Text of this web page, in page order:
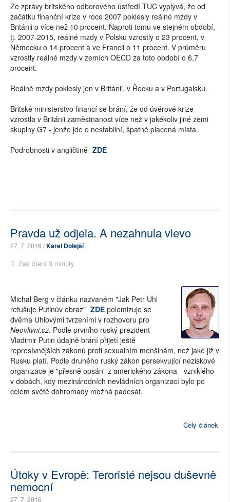
Ze zprávy britského odborového ústředí TUC vyplývá, že od
začátku finanční krize v roce 2007 poklesly reálné mzdy v
Británii o více než 10 procent. Naproti tomu ve stejném období,
tj. 2007-2015, reálné mzdy v Polsku vzrostly o 23 procent, v
Německu o 14 procent a ve Francii o 11 procent. V průměru
vzrostly reálné mzdy v zemích OECD za toto období o 6,7
procent.
Reálné mzdy poklesly jen v Británii, v Řecku a v Portugalsku.
Britské ministerstvo financí se brání, že od úvěrové krize
vzrostla v Británii zaměstnanost více než v jakékoliv jiné zemi
skupiny G7 - jenže jde o nestabilní, špatně placená místa.
Podrobnosti v angličtině ZDE
Pravda už odjela. A nezahnula vlevo
27. 7. 2016 /Karel Dolejší
čas čtení 3 minuty
Michal Berg v článku nazvaném "Jak Petr Uhl
retušuje Putinův obraz" ZDE polemizuje se
dvěma Uhlovými tvrzeními v rozhovoru pro
Neovlivni.cz. Podle prvního ruský prezident
Vladimir Putin údajně brání přijetí ještě
represívnějších zákonů proti sexuálním menšinám, než jaké již v
Rusku platí. Podle druhého ruský zákon persekvující neziskové
organizace je "přesně opsán" z amerického zákona - vzniklého
v dobách, kdy mezinárodních nevládních organizací bylo po
celém světě dohromady možná padesát.
Celý článek
Útoky v Evropě: Teroristé nejsou duševně
nemocní
27. 7. 2016